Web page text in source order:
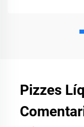
Pizzes